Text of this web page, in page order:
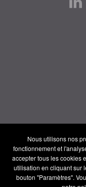
Nous utilisons nos
fonctionnement et
accepter tous les cookies
utilisation en cliquant sur
bouton "Paramètres".